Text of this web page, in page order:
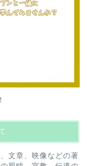
文章、映像などの著